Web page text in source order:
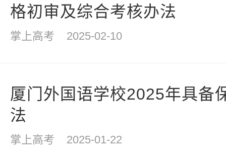
格初审及综合考核办法
掌上高考 2025-02-10
厦门外国语学校2025年具备
法
掌上高考 2025-01-22